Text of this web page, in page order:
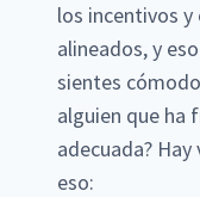
los incentivos
alineados, y
sientes
alguien que ha
adecuada?
eso: